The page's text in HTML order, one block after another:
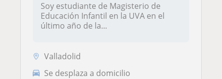
Soy estudiante de Magisterio de
Educación Infantil en la UVA en el
último año de la...
Valladolid
Se desplaza a domicilio